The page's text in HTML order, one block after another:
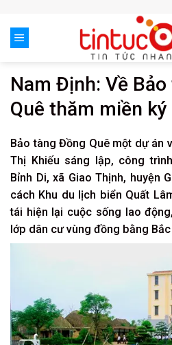
content
Nam Định: Về
Quê thăm miền
Bảo tàng Đồng Quê một dự án
Thị Khiếu sáng lập, công
Bỉnh Di, xã Giao Thịnh, huyện
cách Khu du lịch biển Quất
tái hiện lại cuộc sống lao
lớp dân cư vùng đồng bằng